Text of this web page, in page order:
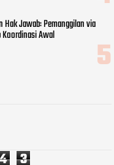
Hak Jawab: Pemanggilan via
Koordinasi Awal
4 3